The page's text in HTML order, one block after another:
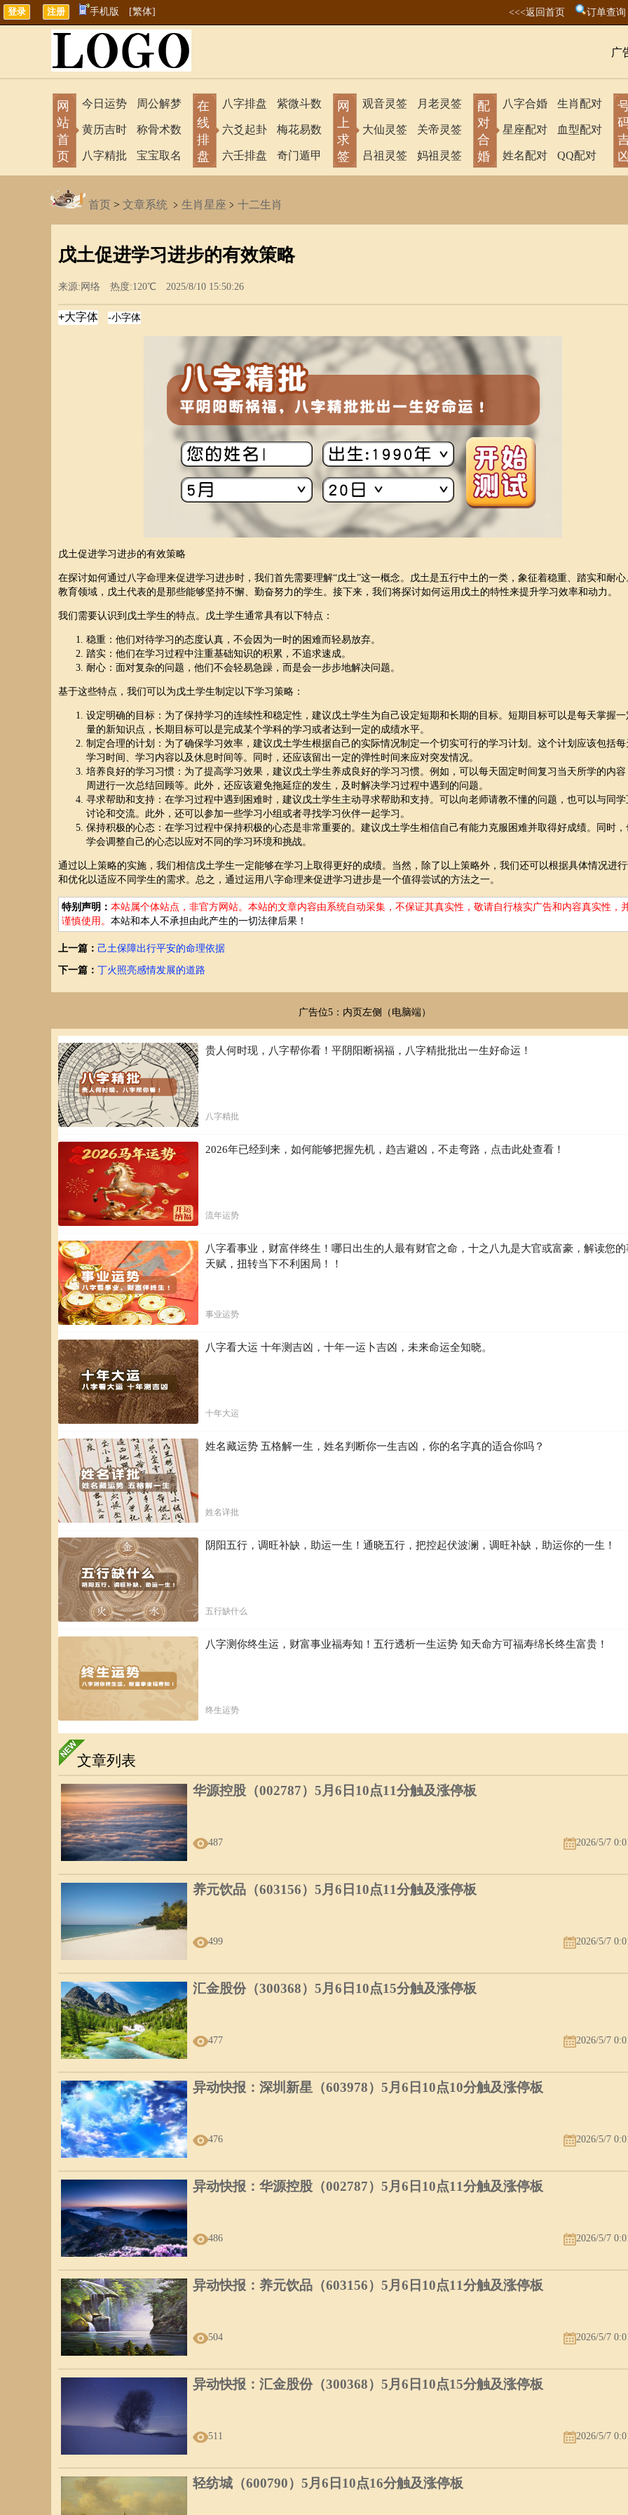
手机版 [繁体] <<<返回首页 订单查询
广
网
站
首
页
今日运势
黄历吉时
八字精批
周公解梦
称骨术数
宝宝取名
在
线
排
盘
八字排盘
六爻起卦
六壬排盘
紫微斗数
梅花易数
奇门遁甲
网
上
求
签
观音灵签
大仙灵签
吕祖灵签
月老灵签
关帝灵签
妈祖灵签
配
对
合
婚
八字合婚
星座配对
姓名配对
生肖配对
血型配对
QQ配对
首页 > 文章系统 ﹥ 生肖星座 ﹥ 十二生肖
戊土促进学习进步的有效策略
来源:网络 热度:120℃ 2025/8/10 15:50:26
戊土促进学习进步的有效策略
在探讨如何通过八字命理来促进学习进步时，我们首先需要理解“戊土”这一概念。戊土是五行中土的一类，象征着稳重、踏实和耐心
教育领域，戊土代表的是那些能够坚持不懈、勤奋努力的学生。接下来，我们将探讨如何运用戊土的特性来提升学习效率和动力。
我们需要认识到戊土学生的特点。戊土学生通常具有以下特点：
稳重：他们对待学习的态度认真，不会因为一时的困难而轻易放弃。
踏实：他们在学习过程中注重基础知识的积累，不追求速成。
耐心：面对复杂的问题，他们不会轻易急躁，而是会一步步地解决问题。
基于这些特点，我们可以为戊土学生制定以下学习策略：
设定明确的目标：为了保持学习的连续性和稳定性，建议戊土学生为自己设定短期和长期的目标。短期目标可以是每天掌握一
量的新知识点，长期目标可以是完成某个学科的学习或者达到一定的成绩水平。
制定合理的计划：为了确保学习效率，建议戊土学生根据自己的实际情况制定一个切实可行的学习计划。这个计划应该包括每
学习时间、学习内容以及休息时间等。同时，还应该留出一定的弹性时间来应对突发情况。
培养良好的学习习惯：为了提高学习效果，建议戊土学生养成良好的学习习惯。例如，可以每天固定时间复习当天所学的内容
周进行一次总结回顾等。此外，还应该避免拖延症的发生，及时解决学习过程中遇到的问题。
寻求帮助和支持：在学习过程中遇到困难时，建议戊土学生主动寻求帮助和支持。可以向老师请教不懂的问题，也可以与同学
讨论和交流。此外，还可以参加一些学习小组或者寻找学习伙伴一起学习。
保持积极的心态：在学习过程中保持积极的心态是非常重要的。建议戊土学生相信自己有能力克服困难并取得好成绩。同时，
学会调整自己的心态以应对不同的学习环境和挑战。
通过以上策略的实施，我们相信戊土学生一定能够在学习上取得更好的成绩。当然，除了以上策略外，我们还可以根据具体情况进
和优化以适应不同学生的需求。总之，通过运用八字命理来促进学习进步是一个值得尝试的方法之一。
特别声明： 本站属个体站点，非官方网站。本站的文章内容由系统自动采集，不保证其真实性，敬请自行核实广告和内容真实性，
谨慎使用。 本站和本人不承担由此产生的一切法律后果！
上一篇： 己土保障出行平安的命理依据
下一篇： 丁火照亮感情发展的道路
广告位5：内页左侧（电脑端）
贵人何时现，八字帮你看！平阴阳断祸福，八字精批批出一生好命运！
八字精批
2026年已经到来，如何能够把握先机，趋吉避凶，不走弯路，点击此处查看！
流年运势
八字看事业，财富伴终生！哪日出生的人最有财官之命，十之八九是大官或富豪，解读您
天赋，扭转当下不利困局！！
事业运势
八字看大运 十年测吉凶，十年一运卜吉凶，未来命运全知晓。
十年大运
姓名藏运势 五格解一生，姓名判断你一生吉凶，你的名字真的适合你吗？
姓名详批
阴阳五行，调旺补缺，助运一生！通晓五行，把控起伏波澜，调旺补缺，助运你的一生！
五行缺什么
八字测你终生运，财富事业福寿知！五行透析一生运势 知天命方可福寿绵长终生富贵！
终生运势
文章列表
华源控股（002787）5月6日10点11分触及涨停板
487 2026/5/7
养元饮品（603156）5月6日10点11分触及涨停板
499 2026/5/7
汇金股份（300368）5月6日10点15分触及涨停板
477 2026/5/7
异动快报：深圳新星（603978）5月6日10点10分触及涨停板
476 2026/5/7
异动快报：华源控股（002787）5月6日10点11分触及涨停板
486 2026/5/7
异动快报：养元饮品（603156）5月6日10点11分触及涨停板
504 2026/5/7
异动快报：汇金股份（300368）5月6日10点15分触及涨停板
511 2026/5/7
轻纺城（600790）5月6日10点16分触及涨停板